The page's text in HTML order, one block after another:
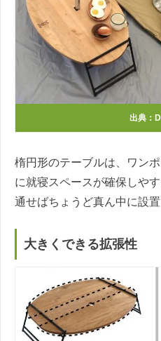
出典：
楕円形のテーブルは、ワン
に就寝スペースが確保しや
通せばちょうど真ん中に設置
大きくできる拡張性